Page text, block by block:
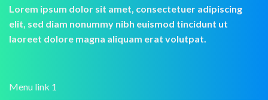
Lorem ipsum dolor sit amet, consectetuer adipiscing
elit, sed diam nonummy nibh euismod tincidunt ut
laoreet dolore magna aliquam erat volutpat.
Menu link 1